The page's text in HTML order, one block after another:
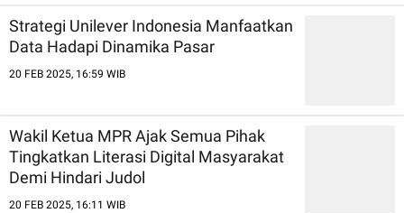
Strategi Unilever Indonesia Manfaatkan
Data Hadapi Dinamika Pasar
20 FEB 2025, 16:59 WIB
Wakil Ketua MPR Ajak Semua Pihak
Tingkatkan Literasi Digital Masyarakat
Demi Hindari Judol
20 FEB 2025, 16:11 WIB